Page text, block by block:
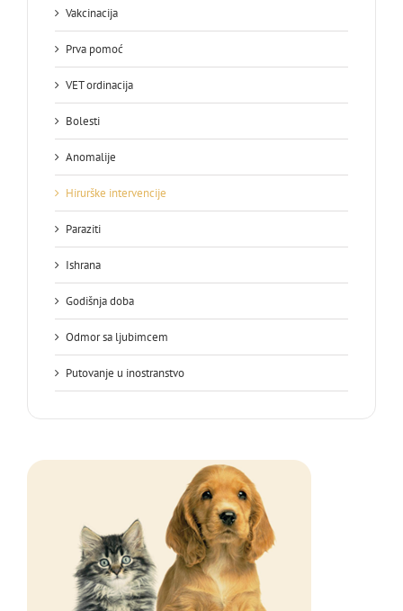
Vakcinacija
Prva pomoć
VET ordinacija
Bolesti
Anomalije
Hirurške intervencije
Paraziti
Ishrana
Godišnja doba
Odmor sa ljubimcem
Putovanje u inostranstvo